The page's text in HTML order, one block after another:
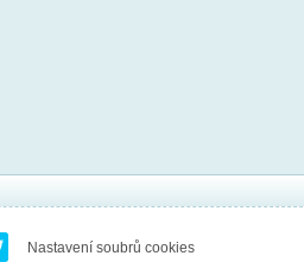
Nastavení soubrů cookies